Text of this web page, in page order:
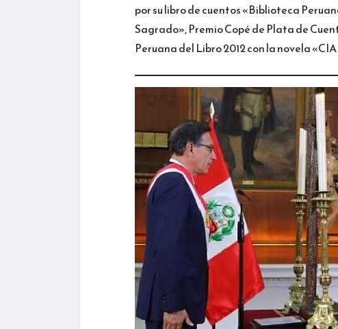
por su libro de cuentos «Biblioteca
Sagrado», Premio Copé de Plata de
Peruana del Libro 2012 con la novela